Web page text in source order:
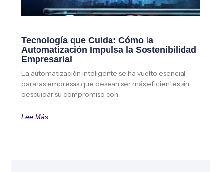
Tecnología que Cuida: Cómo la
Automatización Impulsa la Sostenibilidad
Empresarial
La automatización inteligente se ha vuelto esencial
para las empresas que desean ser más eficientes sin
descuidar su compromiso con
Lee Más